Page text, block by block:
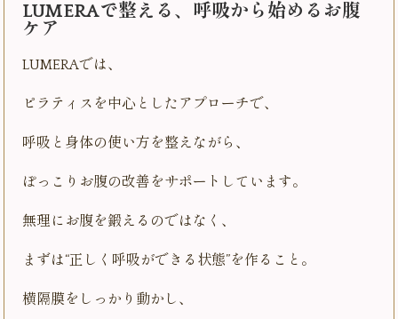
LUMERAで整える、呼吸から始めるお腹
ケア
LUMERAでは、
ピラティスを中心としたアプローチで、
呼吸と身体の使い方を整えながら、
ぽっこりお腹の改善をサポートしています。
無理にお腹を鍛えるのではなく、
まずは“正しく呼吸ができる状態”を作ること。
横隔膜をしっかり動かし、